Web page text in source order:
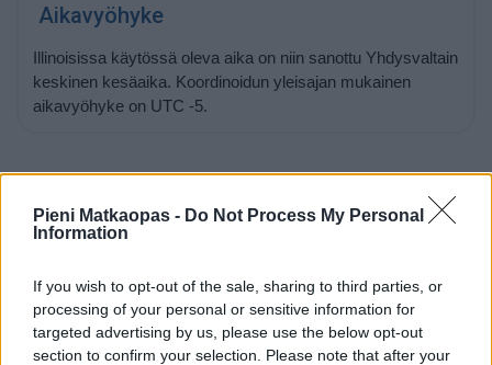
Pieni Matkaopas - Do Not Process My Personal
Information
If you wish to opt-out of the sale, sharing to third parties, or
processing of your personal or sensitive information for
targeted advertising by us, please use the below opt-out
section to confirm your selection. Please note that after your
Aikavyöhyke
Illinoisissa käytössä oleva aika on niin sanottu Yhdysvaltain
keskinen kesäaika. Koordinoidun yleisajan mukainen
aikavyöhyke on UTC -5.
Auringonnousu ja -lasku 7.8.2026
kello20:04 . Nouseva aurinko alkaa siintää horisontissa
suunnassa 68 astetta (itä) ja laskeva aurinko painuu
mailleen horisonttiin suunnassa 292 astetta (länsi).